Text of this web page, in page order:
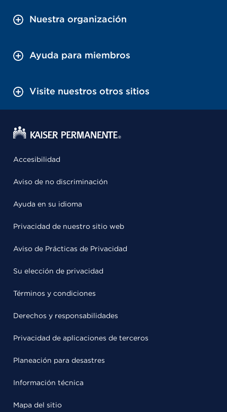
Nuestra organización
Ayuda para miembros
Visite nuestros otros sitios
Accesibilidad
Aviso de no discriminación
Ayuda en su idioma
Privacidad de nuestro sitio web
Aviso de Prácticas de Privacidad
Su elección de privacidad
Términos y condiciones
Derechos y responsabilidades
Privacidad de aplicaciones de terceros
Planeación para desastres
Información técnica
Mapa del sitio